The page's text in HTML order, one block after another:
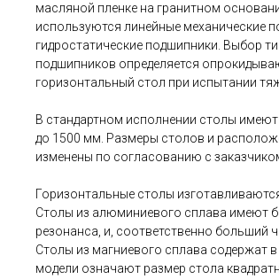
масляной пленке на гранитном
используются линейные механические
гидростатические подшипники. Выбор
подшипников определяется
горизонтальный стол при испытании
В стандартном исполнении столы
до 1500 мм. Размеры столов и
изменены по согласованию с
Горизонтальные столы
Столы из алюминиевого сплава имеют
резонанса, и, соответственно больший
Столы из магниевого сплава содержат
модели означают размер стола